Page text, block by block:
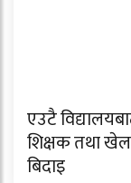
एउटै
शिक्षक तथा खेल
बिदाइ